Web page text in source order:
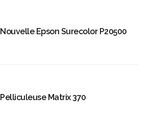
Nouvelle Epson Surecolor P20500
Pelliculeuse Matrix 370